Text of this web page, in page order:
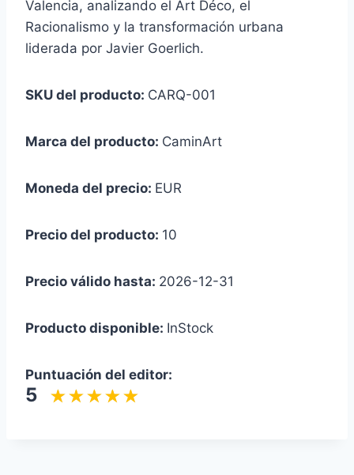
Valencia, analizando el Art Déco, el
Racionalismo y la transformación urbana
liderada por Javier Goerlich.
SKU del producto: CARQ-001
Marca del producto: CaminArt
Moneda del precio: EUR
Precio del producto: 10
Precio válido hasta: 2026-12-31
Producto disponible: InStock
Puntuación del editor:
5